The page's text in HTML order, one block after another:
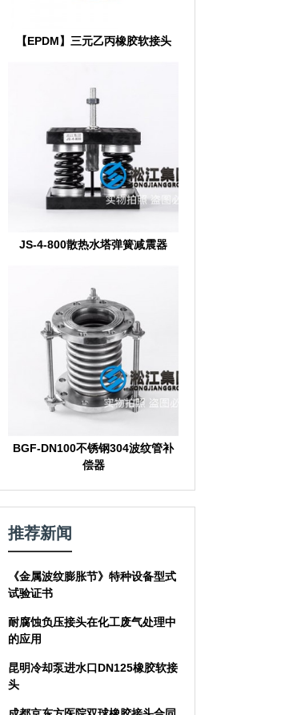
【EPDM】三元乙丙橡胶软接头
JS-4-800散热水塔弹簧减震器
BGF-DN100不锈钢304波纹管补
偿器
推荐新闻
《金属波纹膨胀节》特种设备型式
试验证书
耐腐蚀负压接头在化工废气处理中
的应用
昆明冷却泵进水口DN125橡胶软接
头